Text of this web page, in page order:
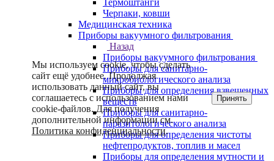
Термоштанги
Черпаки, ковши
Медицинская техника
Приборы вакуумного фильтрования
Назад
Приборы вакуумного фильтрования
Приборы для санитарно-
микробиологического анализа
Приборы для определения взвешенных
веществ
Приборы для санитарно-
паразитологического анализа
Приборы для определения чистоты
нефтепродуктов, топлив и масел
Приборы для определения мутности и
Мы используем cookie, чтобы сделать
сайт ещё удобнее. Продолжая
использовать данный сайт, вы
соглашаетесь с использованием нами
cookie-файлов. Для получения
дополнительной информации см.
Политика конфиденциальности.
Принять